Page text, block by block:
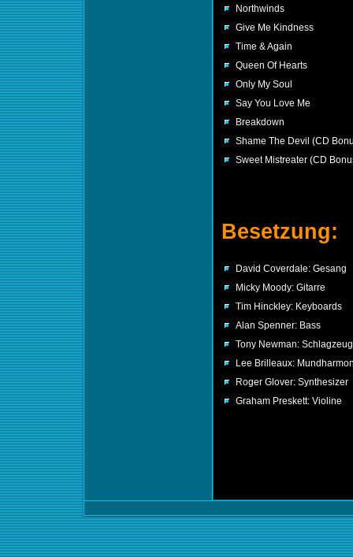
Northwinds
Give Me Kindness
Time & Again
Queen Of Hearts
Only My Soul
Say You Love Me
Breakdown
Shame The Devil (CD
Sweet Mistreater (CD
Besetzung:
David Coverdale: Gesang
Micky Moody: Gitarre
Tim Hinckley: Keyboards
Alan Spenner: Bass
Tony Newman: Schlagzeug
Lee Brilleaux:
Roger Glover: Synthesizer
Graham Preskett: Violine